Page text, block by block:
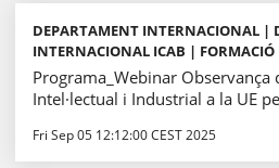
DEPARTAMENT INTERNACIONAL |
INTERNACIONAL ICAB |
Programa_Webinar Observança
Intel·lectual i Industrial a la UE
Fri Sep 05 12:12:00 CEST 2025